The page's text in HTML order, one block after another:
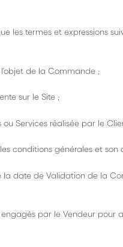
les termes et expressions
de la Commande ;
sur le Site ;
Services réalisée par le
conditions générales et
la date de Validation de la
engagés par le Vendeur